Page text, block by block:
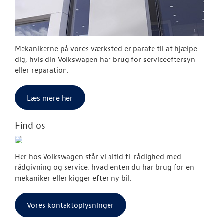
Mekanikerne på vores værksted er parate til at hjælpe
dig, hvis din Volkswagen har brug for serviceeftersyn
eller reparation.
Læs mere her
Find os
Her hos Volkswagen står vi altid til rådighed med
rådgivning og service, hvad enten du har brug for en
mekaniker eller kigger efter ny bil.
Vores kontaktoplysninger